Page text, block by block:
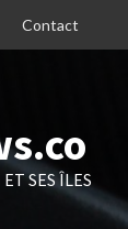
Contact
SES ÎLES